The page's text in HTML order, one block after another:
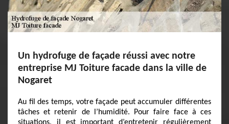
Un hydrofuge de façade réussi avec notre
entreprise MJ Toiture facade dans la ville de
Nogaret
Au fil des temps, votre façade peut accumuler différentes
tâches et retenir de l’humidité. Pour faire face à ces